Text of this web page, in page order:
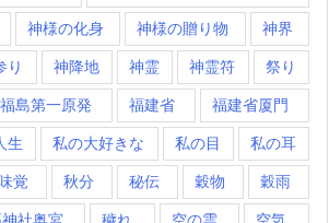
神様の化身 神様の贈り物 神界
り 神降地 神霊 神霊符 祭り
福島第一原発 福建省 福建省厦門
生 私の大好きな 私の目 私の耳
覚 秋分 秘伝 穀物 穀雨
社奥宮 穢れ 空の雲 空気